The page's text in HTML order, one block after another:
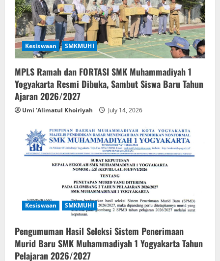
Kesiswaan SMKMUHI
MPLS Ramah dan FORTASI SMK Muhammadiyah 1
Yogyakarta Resmi Dibuka, Sambut Siswa Baru Tahun
Ajaran 2026/2027
Umi 'Alimatul Khoiriyah July 14, 2026
Kesiswaan SMKMUHI
Pengumuman Hasil Seleksi Sistem Penerimaan
Murid Baru SMK Muhammadiyah 1 Yogyakarta Tahun
Pelajaran 2026/2027